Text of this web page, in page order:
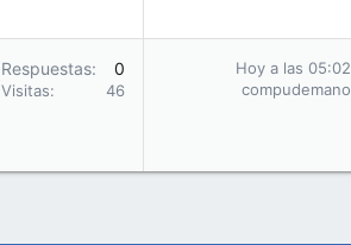
Respuestas 0
Visitas 46
Hoy a las 05:02
compudemano